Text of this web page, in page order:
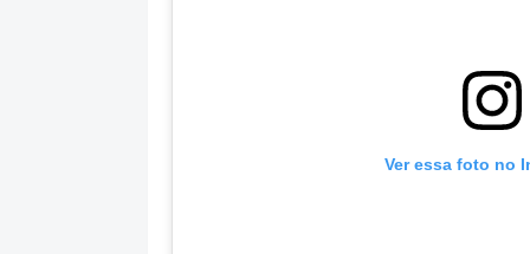
Ver essa foto no